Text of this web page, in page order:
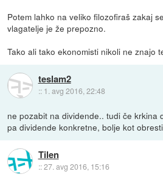
Potem lahko na veliko filozofiraš zakaj
vlagatelje je že prepozno.
Tako ali tako ekonomisti nikoli ne znajo
teslam2
:: 1. avg 2016, 22:48
ne pozabit na dividende.. tudi če krkina
pa dividende konkretne, bolje kot
Tilen
::27. avg 2016, 15:16